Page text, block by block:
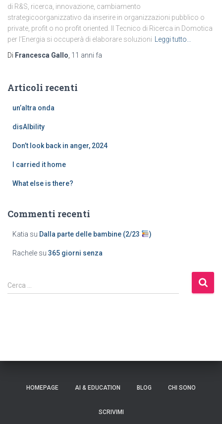
di R&S, ricerca, innovazione, cambiamento
strategicoorganizzativo da inserire in organizzazioni pubblico o
private, profit o no profit oriented. Il Tecnico di Ricerca in Domotica
per l’Energia si occuperà di elaborare soluzioni
Leggi tutto…
Di Francesca Gallo 11 anni fa
Articoli recenti
un’altra onda
disAIbility
Don’t look back in anger, 2024
I carried it home
What else is there?
Commenti recenti
Katia su Dalla parte delle bambine (2/23 )
Rachele su 365 giorni senza
Cerca …
HOMEPAGE AI & EDUCATION BLOG CHI SONO
SCRIVIMI